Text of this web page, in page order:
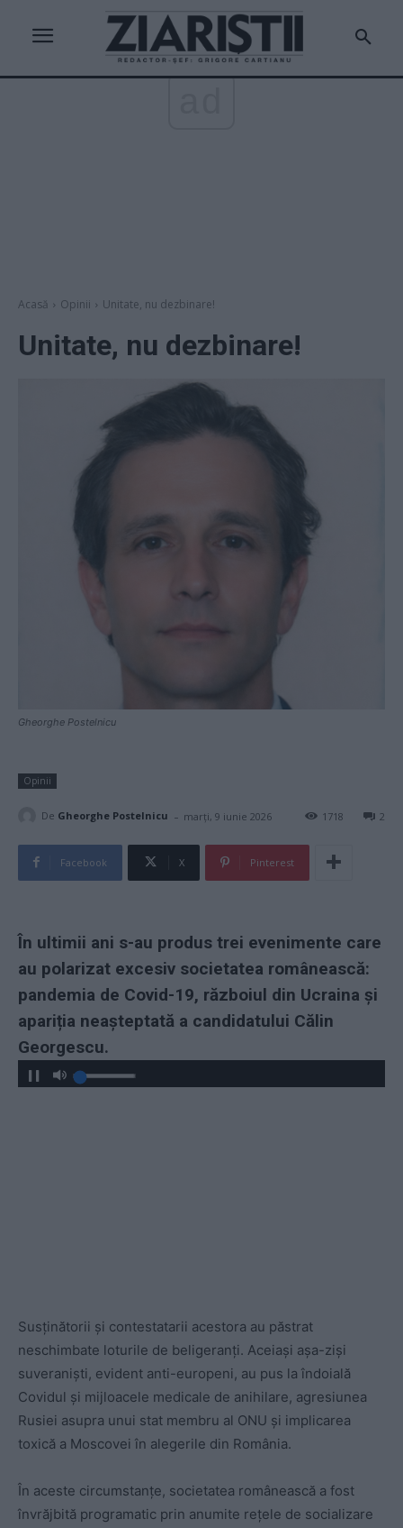
Acasă Opinii Unitate, nu dezbinare!
Unitate, nu dezbinare!
Gheorghe Postelnicu
Opinii
De Gheorghe Postelnicu - marți, 9 iunie 2026 2
1718
Facebook X Pinterest
În ultimii ani s-au produs trei evenimente care
au polarizat excesiv societatea românească:
pandemia de Covid-19, războiul din Ucraina și
apariția neașteptată a candidatului Călin
Georgescu.
Susținătorii și contestatarii acestora au păstrat
neschimbate loturile de beligeranți. Aceiași așa-ziși
suveraniști, evident anti-europeni, au pus la îndoială
Covidul și mijloacele medicale de anihilare, agresiunea
Rusiei asupra unui stat membru al ONU și implicarea
toxică a Moscovei în alegerile din România.
În aceste circumstanțe, societatea românească a fost
învrăjbită programatic prin anumite rețele de socializare